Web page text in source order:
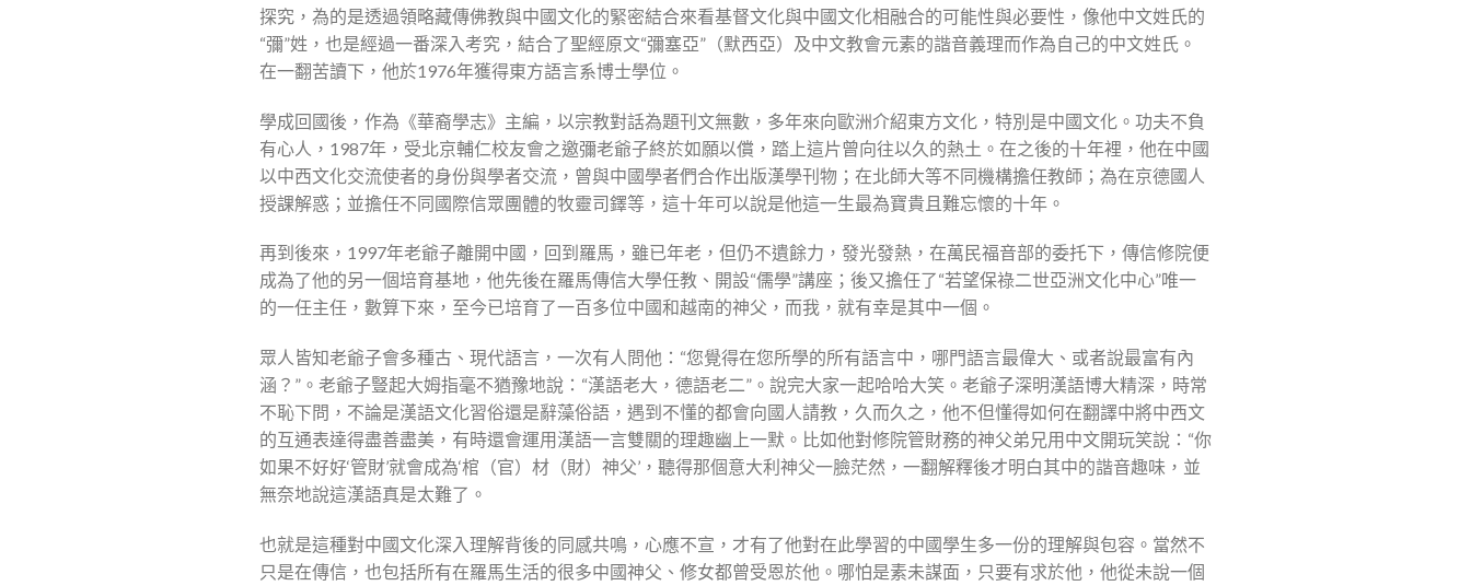
探究，為的是透過領略藏傳佛教與中國文化的緊密結合來看基督文化與中國文化相融合的可能性與必要性，像他中文姓氏的
“彌”姓，也是經過一番深入考究，結合了聖經原文“彌塞亞”（默西亞）及中文教會元素的諧音義理而作為自己的中文姓氏。
在一翻苦讀下，他於1976年獲得東方語言系博士學位。
學成回國後，作為《華裔學志》主編，以宗教對話為題刊文無數，多年來向歐洲介紹東方文化，特別是中國文化。功夫不負
有心人，1987年，受北京輔仁校友會之邀彌老爺子終於如願以償，踏上這片曾向往以久的熱土。在之後的十年裡，他在中國
以中西文化交流使者的身份與學者交流，曾與中國學者們合作出版漢學刊物；在北師大等不同機構擔任教師；為在京德國人
授課解惑；並擔任不同國際信眾團體的牧靈司鐸等，這十年可以說是他這一生最為寶貴且難忘懷的十年。
再到後來，1997年老爺子離開中國，回到羅馬，雖已年老，但仍不遺餘力，發光發熱，在萬民福音部的委托下，傳信修院便
成為了他的另一個培育基地，他先後在羅馬傳信大學任教、開設“儒學”講座；後又擔任了“若望保祿二世亞洲文化中心”唯一
的一任主任，數算下來，至今已培育了一百多位中國和越南的神父，而我，就有幸是其中一個。
眾人皆知老爺子會多種古、現代語言，一次有人問他：“您覺得在您所學的所有語言中，哪門語言最偉大、或者說最富有內
涵？”。老爺子豎起大姆指毫不猶豫地說：“漢語老大，德語老二”。說完大家一起哈哈大笑。老爺子深明漢語博大精深，時常
不恥下問，不論是漢語文化習俗還是辭藻俗語，遇到不懂的都會向國人請教，久而久之，他不但懂得如何在翻譯中將中西文
的互通表達得盡善盡美，有時還會運用漢語一言雙關的理趣幽上一默。比如他對修院管財務的神父弟兄用中文開玩笑說：“你
如果不好好‘管財’就會成為‘棺（官）材（財）神父’，聽得那個意大利神父一臉茫然，一翻解釋後才明白其中的諧音趣味，並
無奈地說這漢語真是太難了。
也就是這種對中國文化深入理解背後的同感共鳴，心應不宣，才有了他對在此學習的中國學生多一份的理解與包容。當然不
只是在傳信，也包括所有在羅馬生活的很多中國神父、修女都曾受恩於他。哪怕是素未謀面，只要有求於他，他從未說一個